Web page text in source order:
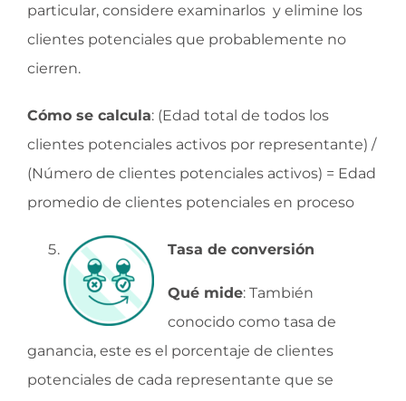
particular, considere examinarlos y elimine los
clientes potenciales que probablemente no
cierren.
Cómo se calcula: (Edad total de todos los
clientes potenciales activos por representante) /
(Número de clientes potenciales activos) = Edad
promedio de clientes potenciales en proceso
Tasa de conversión
Qué mide: También
conocido como tasa de
ganancia, este es el porcentaje de clientes
potenciales de cada representante que se